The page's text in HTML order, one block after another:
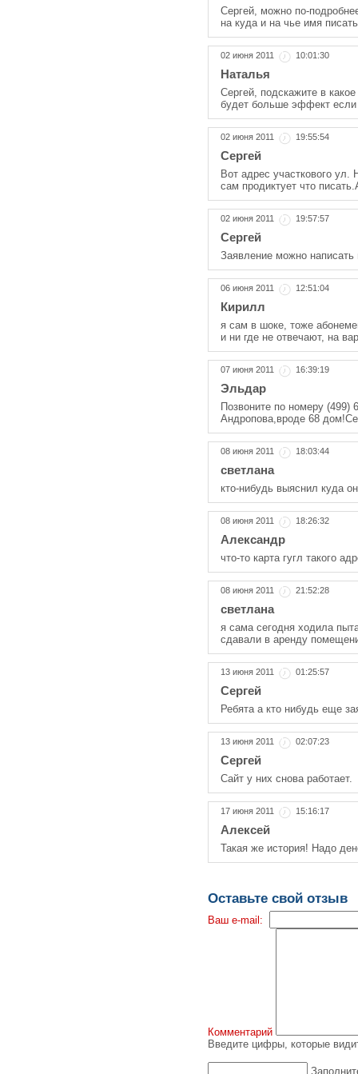
Сергей, можно по-
на куда и на чье имя
02 июня 2011 10:01:30
Наталья
Сергей, подскажите в
будет больше эффект если
02 июня 2011 19:55:54
Сергей
Вот адрес участкового ул.
сам продиктует что
02 июня 2011 19:57:57
Сергей
Заявление можно
06 июня 2011 12:51:04
Кирилл
я сам в шоке, тоже
и ни где не отвечают, на
07 июня 2011 16:39:19
Эльдар
Позвоните по номеру (499)
Андропова,вроде 68
08 июня 2011 18:03:44
светлана
кто-нибудь выяснил куда
08 июня 2011 18:26:32
Александр
что-то карта гугл такого
08 июня 2011 21:52:28
светлана
я сама сегодня ходила
сдавали в аренду
13 июня 2011 01:25:57
Сергей
Ребята а кто нибудь еще
13 июня 2011 02:07:23
Сергей
Сайт у них снова работает.
17 июня 2011 15:16:17
Алексей
Такая же история! Надо
Оставьте свой отзыв
Ваш e-mail:
Комментарий
Введите цифры, которые